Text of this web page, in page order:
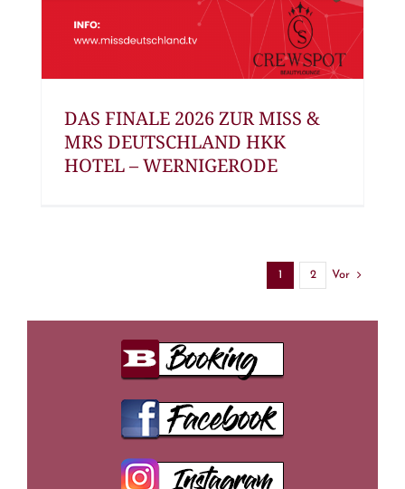
DAS FINALE 2026 ZUR MISS &
MRS DEUTSCHLAND HKK
HOTEL – WERNIGERODE
1 2 Vor